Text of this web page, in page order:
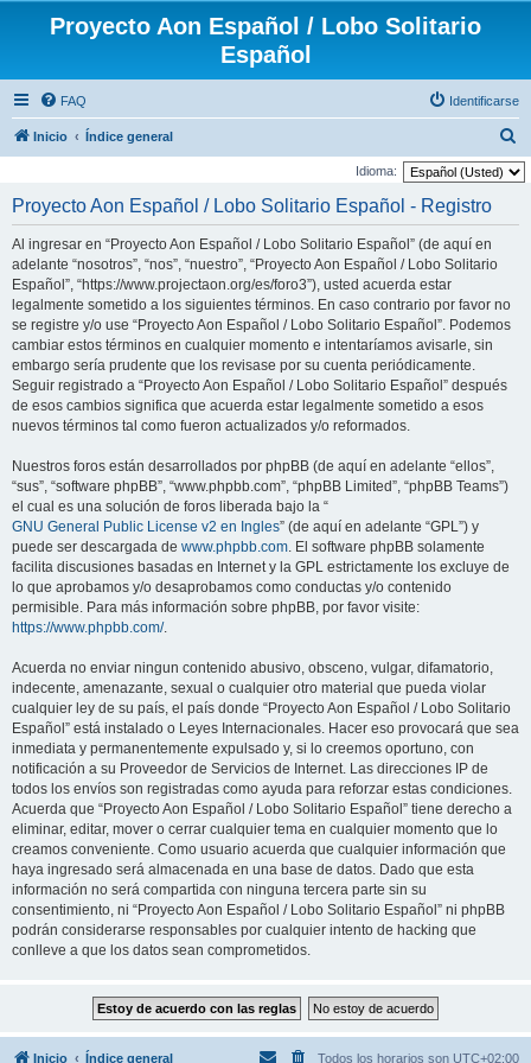
Proyecto Aon Español / Lobo Solitario
Español
FAQ Identificarse
Inicio Índice general
u
Idioma:
Proyecto Aon Español / Lobo Solitario Español - Registro
Al ingresar en “Proyecto Aon Español / Lobo Solitario Español” (de aquí en
adelante “nosotros”, “nos”, “nuestro”, “Proyecto Aon Español / Lobo Solitario
Español”, “https://www.projectaon.org/es/foro3”), usted acuerda estar
legalmente sometido a los siguientes términos. En caso contrario por favor no
se registre y/o use “Proyecto Aon Español / Lobo Solitario Español”. Podemos
cambiar estos términos en cualquier momento e intentaríamos avisarle, sin
embargo sería prudente que los revisase por su cuenta periódicamente.
Seguir registrado a “Proyecto Aon Español / Lobo Solitario Español” después
de esos cambios significa que acuerda estar legalmente sometido a esos
nuevos términos tal como fueron actualizados y/o reformados.
Nuestros foros están desarrollados por phpBB (de aquí en adelante “ellos”,
“sus”, “software phpBB”, “www.phpbb.com”, “phpBB Limited”, “phpBB Teams”)
el cual es una solución de foros liberada bajo la “
GNU General Public License v2 en Ingles” (de aquí en adelante “GPL”) y
puede ser descargada de www.phpbb.com. El software phpBB solamente
facilita discusiones basadas en Internet y la GPL estrictamente los excluye de
lo que aprobamos y/o desaprobamos como conductas y/o contenido
permisible. Para más información sobre phpBB, por favor visite:
https://www.phpbb.com/.
Acuerda no enviar ningun contenido abusivo, obsceno, vulgar, difamatorio,
indecente, amenazante, sexual o cualquier otro material que pueda violar
cualquier ley de su país, el país donde “Proyecto Aon Español / Lobo Solitario
Español” está instalado o Leyes Internacionales. Hacer eso provocará que sea
inmediata y permanentemente expulsado y, si lo creemos oportuno, con
notificación a su Proveedor de Servicios de Internet. Las direcciones IP de
todos los envíos son registradas como ayuda para reforzar estas condiciones.
Acuerda que “Proyecto Aon Español / Lobo Solitario Español” tiene derecho a
eliminar, editar, mover o cerrar cualquier tema en cualquier momento que lo
creamos conveniente. Como usuario acuerda que cualquier información que
haya ingresado será almacenada en una base de datos. Dado que esta
información no será compartida con ninguna tercera parte sin su
consentimiento, ni “Proyecto Aon Español / Lobo Solitario Español” ni phpBB
podrán considerarse responsables por cualquier intento de hacking que
conlleve a que los datos sean comprometidos.
Inicio Índice general Todos los horarios son UTC+02:00